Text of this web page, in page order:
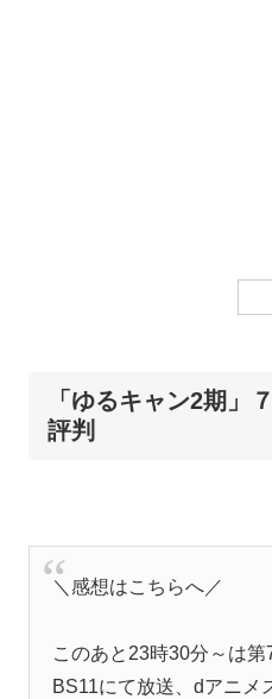
「ゆるキャン2期」
評判
＼感想はこちらへ／
このあと23時30分～は第
BS11にて放送、dアニメ